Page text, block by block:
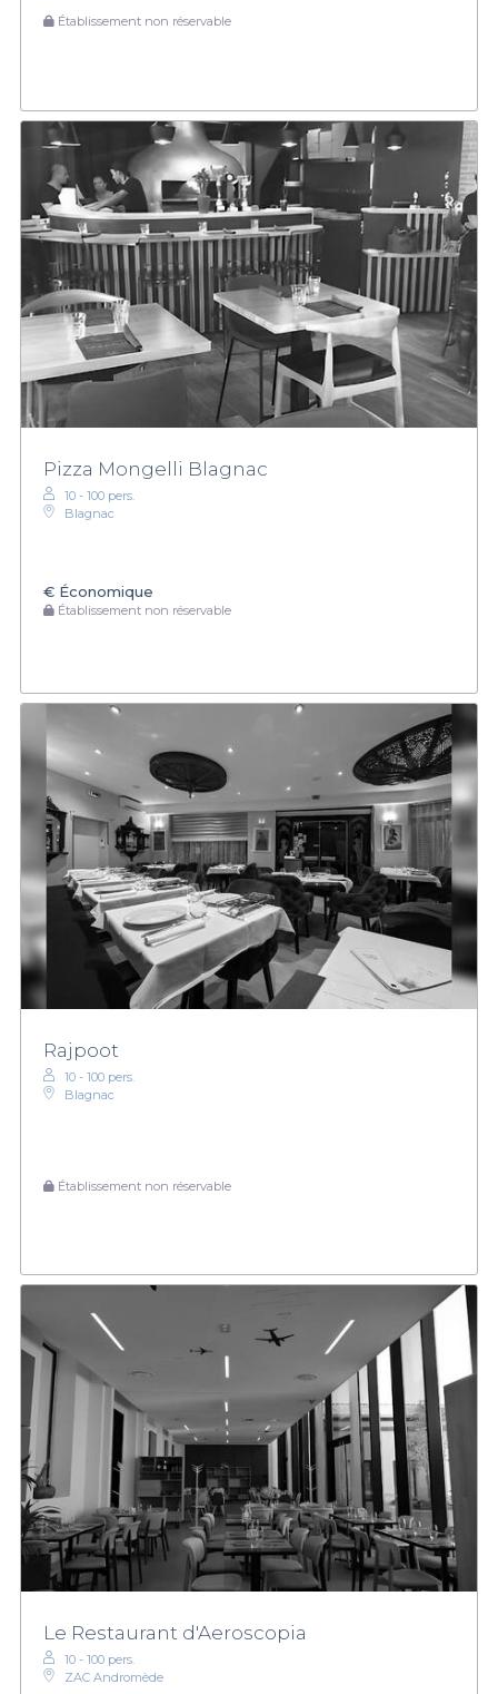
Établissement non réservable
Pizza Mongelli Blagnac
10 - 100 pers.
Blagnac
€ Économique
Établissement non réservable
Rajpoot
10 - 100 pers.
Blagnac
Établissement non réservable
Le Restaurant d'Aeroscopia
10 - 100 pers.
ZAC Andromède